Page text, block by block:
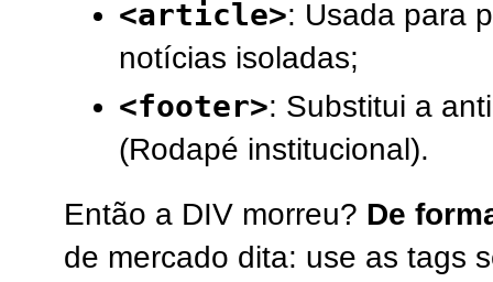
<article>: Usada para
notícias isoladas;
<footer>: Substitui a
(Rodapé institucional).
Então a DIV morreu? De
de mercado dita: use as tags